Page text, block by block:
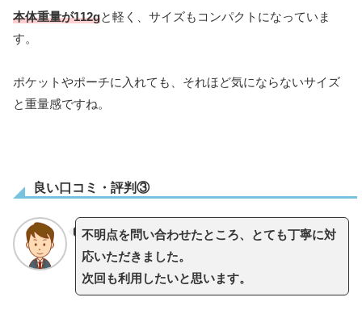
本体重量が112gと軽く、サイズもコンパクトになっていま
す。
ポケットやポーチに入れても、それほど気にならないサイズ
と重量感ですね。
良い口コミ・評判③
不明点を問い合わせたところ、とても丁寧に対
応いただきました。
次回も利用したいと思います。